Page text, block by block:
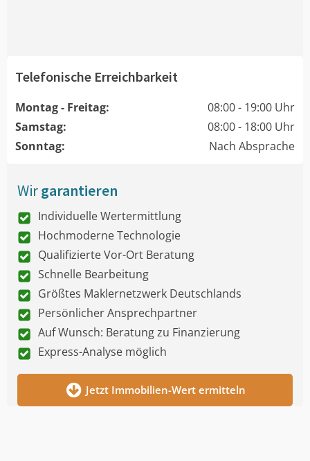
Telefonische Erreichbarkeit
Montag - Freitag:
08:00 - 19:00 Uhr
Samstag:
08:00 - 18:00 Uhr
Sonntag:
Nach Absprache
Wirgarantieren
Individuelle Wertermittlung
Hochmoderne Technologie
Qualifizierte Vor-Ort Beratung
Schnelle Bearbeitung
Größtes Maklernetzwerk Deutschlands
Persönlicher Ansprechpartner
Auf Wunsch: Beratung zu Finanzierung
Express-Analyse möglich
Jetzt Immobilien-Wert ermitteln